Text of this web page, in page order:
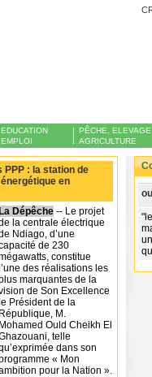
EDUCATION
EMPLOI
PÊCHE, ELEVAGE
AGRICULTURE
PPP : la station de
en
La Dépêche -- Le projet
la centrale électrique
Ndiago, d’une
de 230
constitue
l’une des réalisations les
marquantes de la
de Son Excellence
le Président de la
République, M.
Mohamed Ould Cheikh El
telle
dans son
« Mon
pour la Nation ».